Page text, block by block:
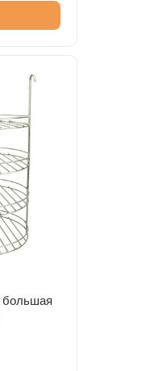
большая